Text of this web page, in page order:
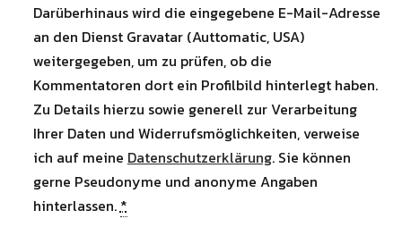
Darüberhinaus wird die eingegebene E-Mail-Adresse
an den Dienst Gravatar (Auttomatic, USA)
weitergegeben, um zu prüfen, ob die
Kommentatoren dort ein Profilbild hinterlegt haben.
Zu Details hierzu sowie generell zur Verarbeitung
Ihrer Daten und Widerrufsmöglichkeiten, verweise
ich auf meine Datenschutzerklärung. Sie können
gerne Pseudonyme und anonyme Angaben
hinterlassen.*